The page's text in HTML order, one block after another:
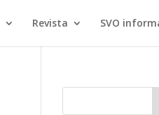
Revista SVO